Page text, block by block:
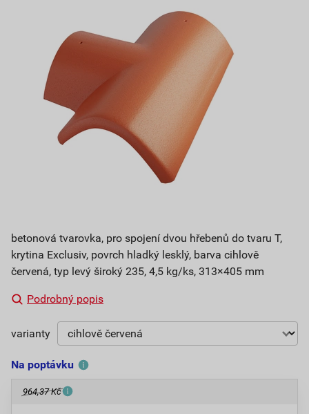
betonová tvarovka, pro spojení dvou hřebenů do tvaru T,
krytina Exclusiv, povrch hladký lesklý, barva cihlově
červená, typ levý široký 235, 4,5 kg/ks, 313×405 mm
Podrobný popis
varianty
Na poptávku
964,37 Kč